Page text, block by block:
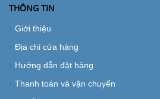
THÔNG TIN
Giới thiệu
Địa chỉ cửa hàng
Hướng dẫn đặt hàng
Thanh toán và vận chuyển